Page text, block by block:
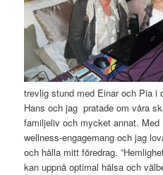
trevlig stund med Einar och Pia i
Hans och jag pratade om våra
familjeliv och mycket annat.
wellness-engagemang och jag
och hålla mitt föredrag.
kan uppnå optimal hälsa och